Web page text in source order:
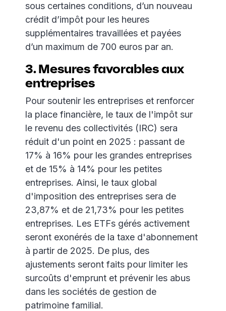
sous certaines conditions, d’un nouveau
crédit d’impôt pour les heures
supplémentaires travaillées et payées
d’un maximum de 700 euros par an.
3. Mesures favorables aux
entreprises
Pour soutenir les entreprises et renforcer
la place financière, le taux de l'impôt sur
le revenu des collectivités (IRC) sera
réduit d'un point en 2025 : passant de
17% à 16% pour les grandes entreprises
et de 15% à 14% pour les petites
entreprises. Ainsi, le taux global
d'imposition des entreprises sera de
23,87% et de 21,73% pour les petites
entreprises. Les ETFs gérés activement
seront exonérés de la taxe d'abonnement
à partir de 2025. De plus, des
ajustements seront faits pour limiter les
surcoûts d'emprunt et prévenir les abus
dans les sociétés de gestion de
patrimoine familial.